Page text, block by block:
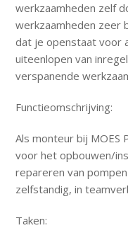
werkzaamheden zelf
werkzaamheden zeer
dat je openstaat voor
uiteenlopen van
verspanende
Functieomschrijving:
Als monteur bij MOES
voor het opbouwen/
repareren van
zelfstandig, in
Taken: